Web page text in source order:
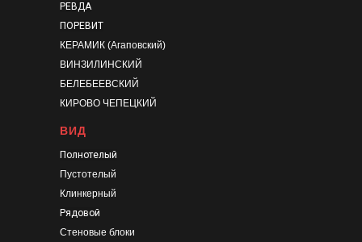
РЕВДА
ПОРЕВИТ
КЕРАМИК (Агаповский)
ВИНЗИЛИНСКИЙ
БЕЛЕБЕЕВСКИЙ
КИРОВО ЧЕПЕЦКИЙ
ВИД
Полнотелый
Пустотелый
Клинкерный
Рядовой
Стеновые блоки